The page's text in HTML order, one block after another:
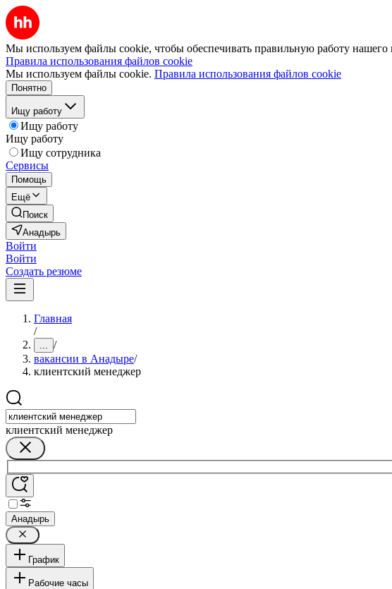
Мы используем файлы cookie, чтобы обеспечивать правильную работу нашего
Правила использования файлов cookie
Мы используем файлы cookie. Правила использования файлов cookie
Понятно
Ищу работу
Ищу работу
Ищу работу
Ищу сотрудника
Сервисы
Помощь
Ещё
Поиск
Анадырь
Войти
Войти
Создать резюме
Главная
/
... /
вакансии в Анадыре/
клиентский менеджер
клиентский менеджер
Анадырь
График
Рабочие часы